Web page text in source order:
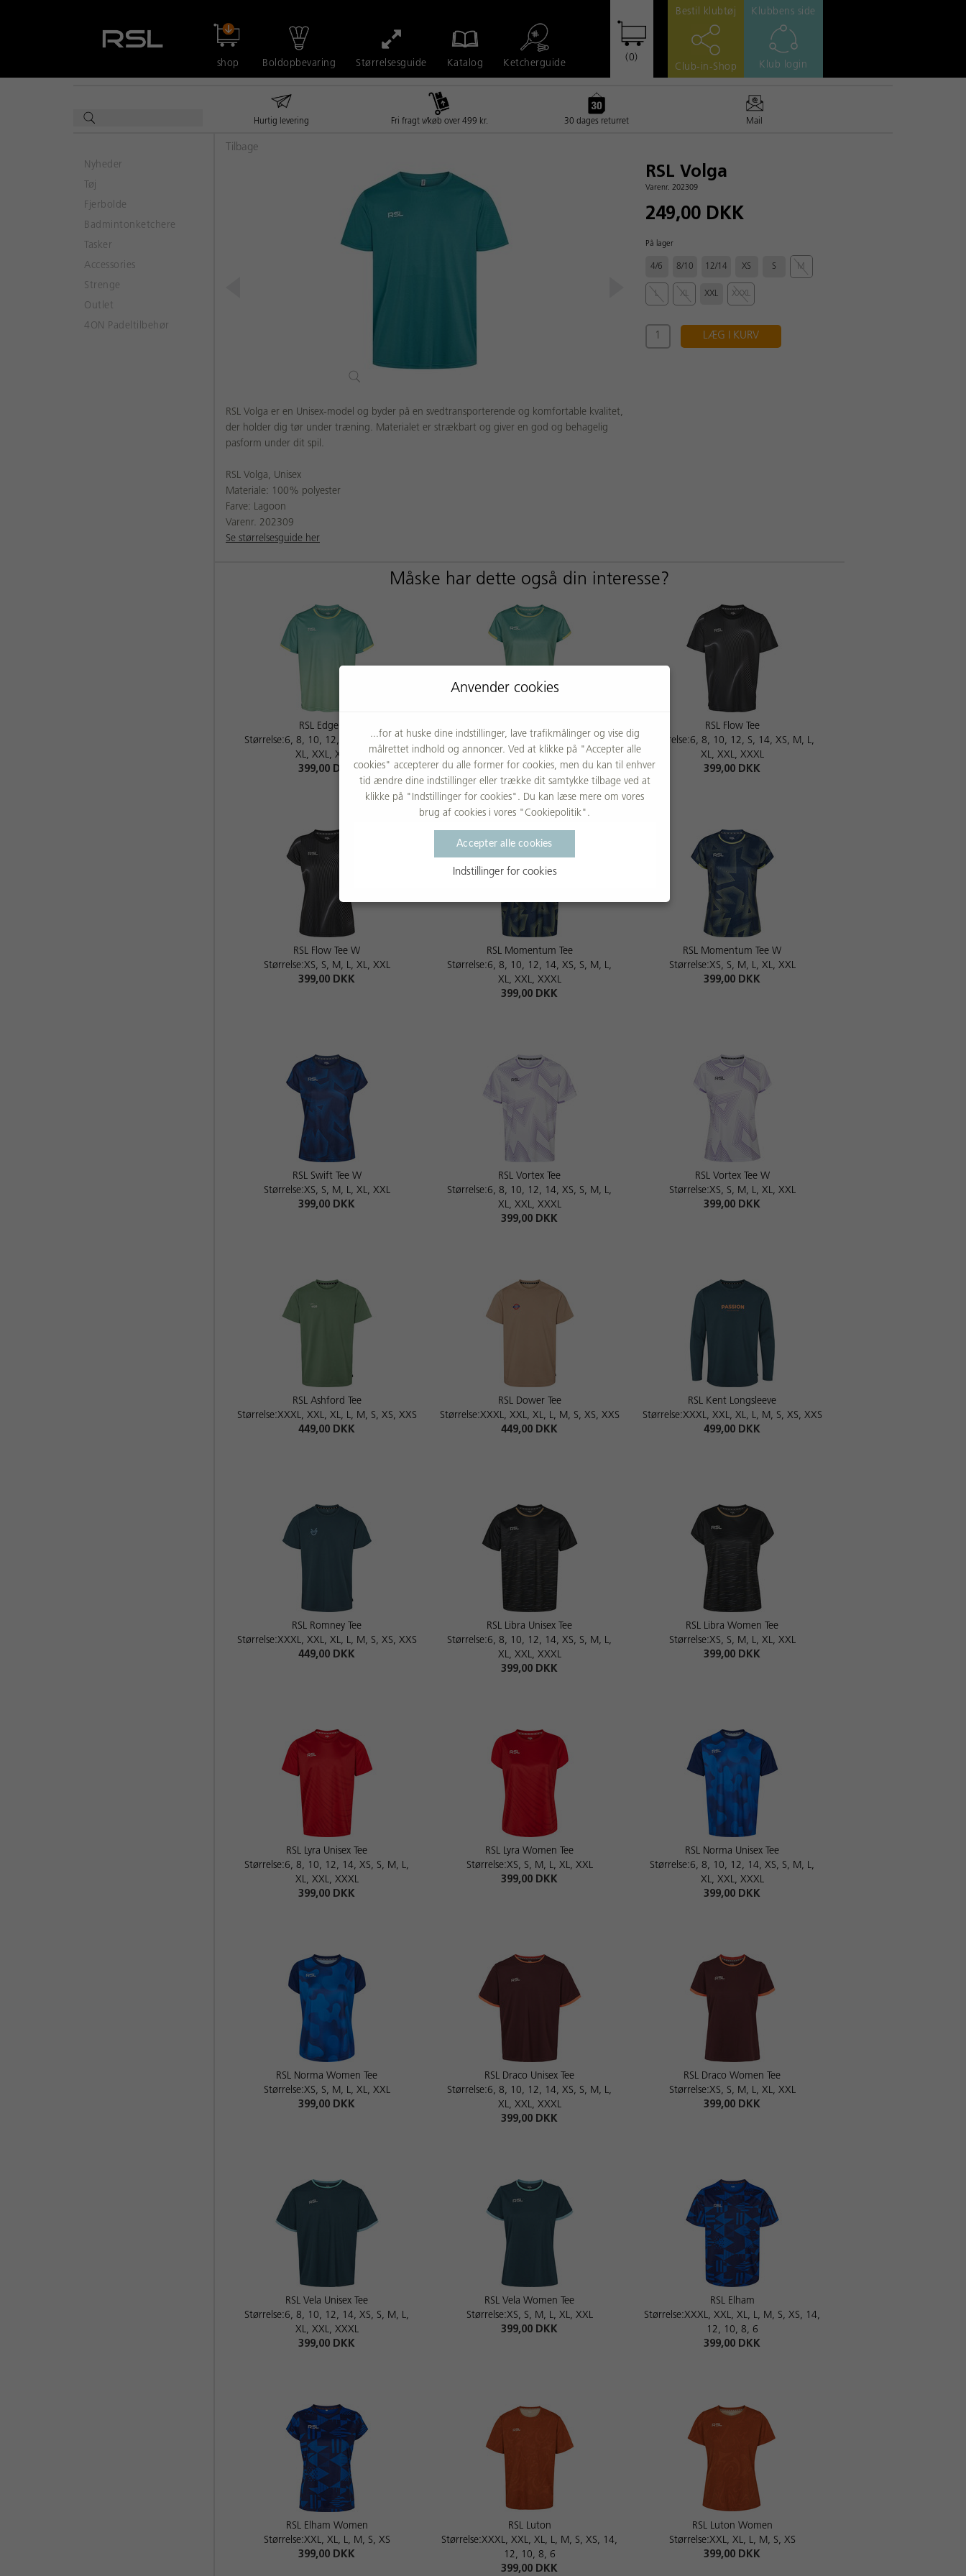
shop Boldopbevaring Størrelsesguide Katalog Ketcherguide
(0)
Bestil klubtøj
Club-in-Shop
Klubbens side
Klub login
Hurtig levering Fri fragt v/køb over 499 kr. 30 dages returret Mail
Nyheder
Tøj
Fjerbolde
Badmintonketchere
Tasker
Accessories
Strenge
Outlet
4ON Padeltilbehør
Tilbage
RSL Volga er en Unisex-model og byder på en svedtransporterende og komfortable kvalitet,
der holder dig tør under træning. Materialet er strækbart og giver en god og behagelig
pasform under dit spil.
RSL Volga, Unisex
Materiale: 100% polyester
Farve: Lagoon
Varenr. 202309
Se størrelsesguide her
RSL Volga
Varenr. 202309
249,00 DKK
På lager
4/6 8/10 12/14 XS S M
L XL XXL XXXL
LÆG I KURV
Måske har dette også din interesse?
RSL Edge Tee
Størrelse:6, 8, 10, 12, 14, XS, S, M, L,
XL, XXL, XXXL
399,00 DKK
RSL Edge Tee W
Størrelse:XS, S, M, L, XL, XXL
399,00 DKK
RSL Flow Tee
Størrelse:6, 8, 10, 12, S, 14, XS, M, L,
XL, XXL, XXXL
399,00 DKK
RSL Flow Tee W
Størrelse:XS, S, M, L, XL, XXL
399,00 DKK
RSL Momentum Tee
Størrelse:6, 8, 10, 12, 14, XS, S, M, L,
XL, XXL, XXXL
399,00 DKK
RSL Momentum Tee W
Størrelse:XS, S, M, L, XL, XXL
399,00 DKK
RSL Swift Tee W
Størrelse:XS, S, M, L, XL, XXL
399,00 DKK
RSL Vortex Tee
Størrelse:6, 8, 10, 12, 14, XS, S, M, L,
XL, XXL, XXXL
399,00 DKK
RSL Vortex Tee W
Størrelse:XS, S, M, L, XL, XXL
399,00 DKK
RSL Ashford Tee
Størrelse:XXXL, XXL, XL, L, M, S, XS, XXS
449,00 DKK
RSL Dower Tee
Størrelse:XXXL, XXL, XL, L, M, S, XS, XXS
449,00 DKK
RSL Kent Longsleeve
Størrelse:XXXL, XXL, XL, L, M, S, XS, XXS
499,00 DKK
RSL Romney Tee
Størrelse:XXXL, XXL, XL, L, M, S, XS, XXS
449,00 DKK
RSL Libra Unisex Tee
Størrelse:6, 8, 10, 12, 14, XS, S, M, L,
XL, XXL, XXXL
399,00 DKK
RSL Libra Women Tee
Størrelse:XS, S, M, L, XL, XXL
399,00 DKK
RSL Lyra Unisex Tee
Størrelse:6, 8, 10, 12, 14, XS, S, M, L,
XL, XXL, XXXL
399,00 DKK
RSL Lyra Women Tee
Størrelse:XS, S, M, L, XL, XXL
399,00 DKK
RSL Norma Unisex Tee
Størrelse:6, 8, 10, 12, 14, XS, S, M, L,
XL, XXL, XXXL
399,00 DKK
RSL Norma Women Tee
Størrelse:XS, S, M, L, XL, XXL
399,00 DKK
RSL Draco Unisex Tee
Størrelse:6, 8, 10, 12, 14, XS, S, M, L,
XL, XXL, XXXL
399,00 DKK
RSL Draco Women Tee
Størrelse:XS, S, M, L, XL, XXL
399,00 DKK
RSL Vela Unisex Tee
Størrelse:6, 8, 10, 12, 14, XS, S, M, L,
XL, XXL, XXXL
399,00 DKK
RSL Vela Women Tee
Størrelse:XS, S, M, L, XL, XXL
399,00 DKK
RSL Elham
Størrelse:XXXL, XXL, XL, L, M, S, XS, 14,
12, 10, 8, 6
399,00 DKK
RSL Elham Women
Størrelse:XXL, XL, L, M, S, XS
399,00 DKK
RSL Luton
Størrelse:XXXL, XXL, XL, L, M, S, XS, 14,
12, 10, 8, 6
399,00 DKK
RSL Luton Women
Størrelse:XXL, XL, L, M, S, XS
399,00 DKK
Anvender cookies
...for at huske dine indstillinger, lave trafikmålinger og vise dig
målrettet indhold og annoncer. Ved at klikke på "Accepter alle
cookies" accepterer du alle former for cookies, men du kan til enhver
tid ændre dine indstillinger eller trække dit samtykke tilbage ved at
klikke på "Indstillinger for cookies". Du kan læse mere om vores
brug af cookies i vores "Cookiepolitik".
Accepter alle cookies
Indstillinger for cookies